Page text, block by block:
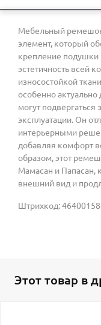
Мебельный
элемент, который
крепление подушки
эстетичность всей
износостойкой
особенно
могут подвергаться
эксплуатации. Он
интерьерными
добавляя комфорт
образом, этот
Мамасан и Папасан,
внешний вид и
Штрихкод:
Этот товар в